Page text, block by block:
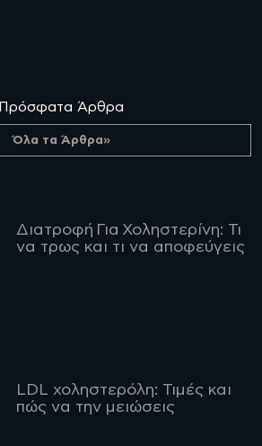
Πρόσφατα Άρθρα
Όλα τα Άρθρα»
Διατροφή Για Χοληστερίνη: Τι
να τρως και τι να αποφεύγεις
LDL χοληστερόλη: Τιμές και
πώς να την μειώσεις